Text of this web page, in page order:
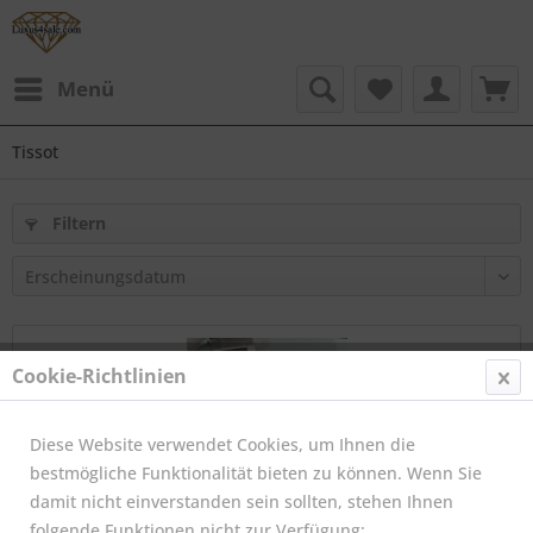
Menü
Tissot
Filtern
Cookie-Richtlinien
Diese Website verwendet Cookies, um Ihnen die
bestmögliche Funktionalität bieten zu können. Wenn Sie
damit nicht einverstanden sein sollten, stehen Ihnen